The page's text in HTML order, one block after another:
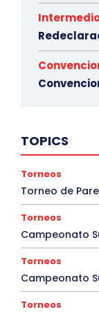
TOPICS
Torneos
Torneo de
Torneos
Campeonato
Torneos
Campeonato
Torneos